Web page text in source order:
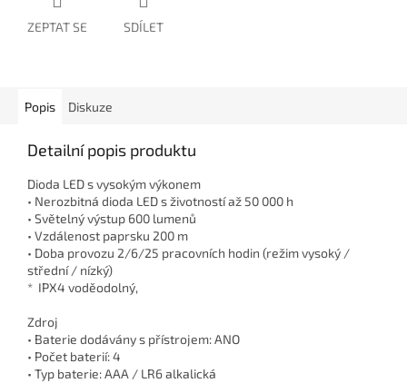
ZEPTAT SE SDÍLET
Popis Diskuze
Detailní popis produktu
Dioda LED s vysokým výkonem
• Nerozbitná dioda LED s životností až 50 000 h
• Světelný výstup 600 lumenů
• Vzdálenost paprsku 200 m
• Doba provozu 2/6/25 pracovních hodin (režim vysoký /
střední / nízký)
* IPX4 voděodolný,
Zdroj
• Baterie dodávány s přístrojem: ANO
• Počet baterií: 4
• Typ baterie: AAA / LR6 alkalická